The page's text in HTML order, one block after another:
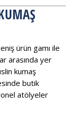
ürün gamı ile
arasında yer
kumaş
butik
atölyeler